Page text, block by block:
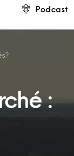
Podcast
: